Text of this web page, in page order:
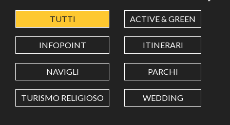
LATITUDINE
LONGITUDINE
Value in decimal degrees. Use dot (.) as decimal separator.
TUTTI ACTIVE & GREEN
INFOPOINT ITINERARI
NAVIGLI PARCHI
TURISMO RELIGIOSO WEDDING